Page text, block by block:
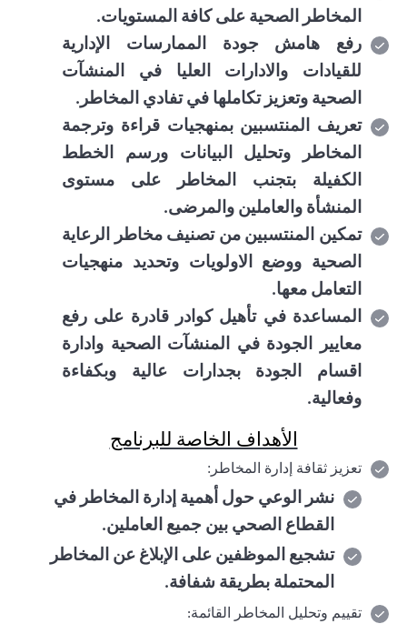
المخاطر الصحية على كافة المستويات.
رفع هامش جودة الممارسات الإدارية
للقيادات والادارات العليا في المنشآت
الصحية وتعزيز تكاملها في تفادي المخاطر.
تعريف المنتسبين بمنهجيات قراءة وترجمة
المخاطر وتحليل البيانات ورسم الخطط
الكفيلة بتجنب المخاطر على مستوى
المنشأة والعاملين والمرضى.
تمكين المنتسبين من تصنيف مخاطر الرعاية
الصحية ووضع الاولويات وتحديد منهجيات
التعامل معها.
المساعدة في تأهيل كوادر قادرة على رفع
معايير الجودة في المنشآت الصحية وادارة
اقسام الجودة بجدارات عالية وبكفاءة
وفعالية.
الأهداف الخاصة للبرنامج
تعزيز ثقافة إدارة المخاطر:
نشر الوعي حول أهمية إدارة المخاطر في
القطاع الصحي بين جميع العاملين.
تشجيع الموظفين على الإبلاغ عن المخاطر
المحتملة بطريقة شفافة.
تقييم وتحليل المخاطر القائمة: